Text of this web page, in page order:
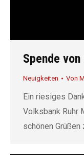
Spende
Neuigkeiten Von
Ein riesiges
Volksbank
schönen Grüßen